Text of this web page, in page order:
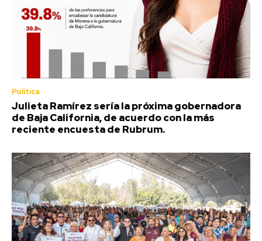
Política
Julieta Ramírez sería la próxima gobernadora
de Baja California, de acuerdo con la más
reciente encuesta de Rubrum.